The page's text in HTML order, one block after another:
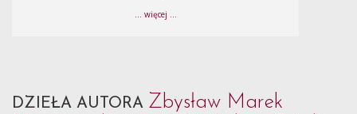
... więcej ...
DZIEŁA AUTORA Zbysław Marek